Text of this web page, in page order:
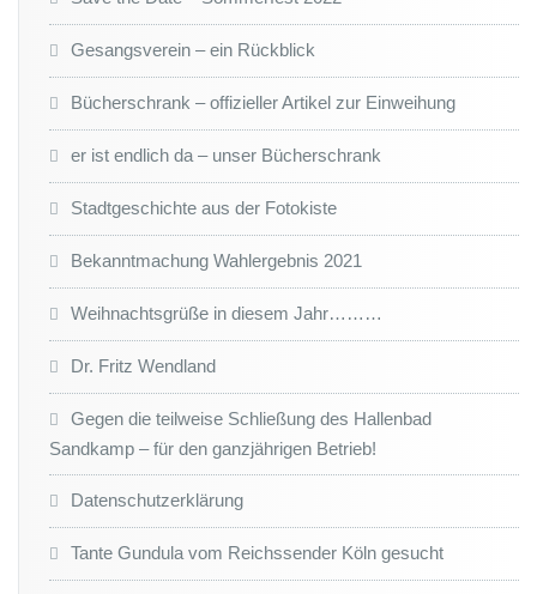
Gesangsverein – ein Rückblick
Bücherschrank – offizieller Artikel zur Einweihung
er ist endlich da – unser Bücherschrank
Stadtgeschichte aus der Fotokiste
Bekanntmachung Wahlergebnis 2021
Weihnachtsgrüße in diesem Jahr………
Dr. Fritz Wendland
Gegen die teilweise Schließung des Hallenbad
Sandkamp – für den ganzjährigen Betrieb!
Datenschutzerklärung
Tante Gundula vom Reichssender Köln gesucht